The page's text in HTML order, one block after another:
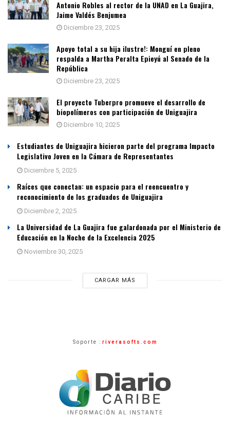
Antonio Robles al rector de la UNAD en La Guajira,
Jaime Valdés Benjumea
Diciembre 23, 2025
Apoyo total a su hija ilustre!: Monguí en pleno
respalda a Martha Peralta Epieyú al Senado de la
República
Diciembre 23, 2025
El proyecto Tuberpro promueve el desarrollo de
biopolímeros con participación de Uniguajira
Diciembre 10, 2025
Estudiantes de Uniguajira hicieron parte del programa Impacto
Legislativo Joven en la Cámara de Representantes
Diciembre 5, 2025
Raíces que conectan: un espacio para el reencuentro y
reconocimiento de los graduados de Uniguajira
Diciembre 2, 2025
La Universidad de La Guajira fue galardonada por el Ministerio de
Educación en la Noche de la Excelencia 2025
Noviembre 30, 2025
CARGAR MÁS
Soporte : riverasofts.com